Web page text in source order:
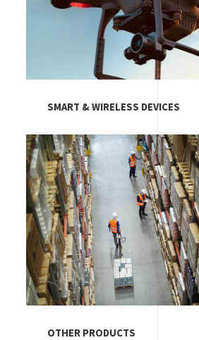
SMART & WIRELESS DEVICES
Image
OTHER PRODUCTS